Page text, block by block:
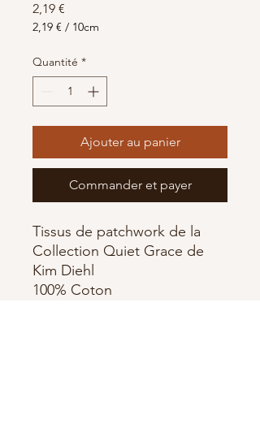
2,19 €
2,19 € / 10cm
pour
10
Centimètres
Quantité *
Ajouter au panier
Commander et payer
Tissus de patchwork de la
Collection Quiet Grace de
Kim Diehl
100% Coton